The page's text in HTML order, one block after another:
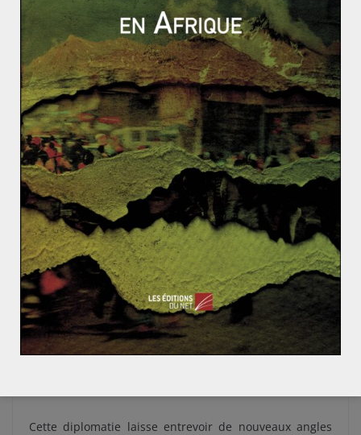
amendement de la Constitution américaine, la liberté
de la presse en Europe…).
Épisode sporadique, lafake newsn’obéit à aucune
stratégie globale de communication. Les modèles
idéologiques étaient structurés, hiérarchiques,
organisés logiquement. La diffusion de fake newsobéit à
unmodèle en rhysome, dépourvu de réelles visées
téléologiques et se suffisant à elle-même, pour
reprendre la théorie de Gilles Deleuze. En ce sens, elle
semble accompagner le mouvement de l’histoire. Au
monde bipolaire structuré par l’idéologie succède un
monde multipolaire, composé d’États, de
multinationales (GAFA , et BATX
), de nébuleuses peu
structurées, se mouvant au rythme de la diffusion de
fake news
Sur le terrain, aux bruits des canons
Cette diplomatie laisse entrevoir de nouveaux angles